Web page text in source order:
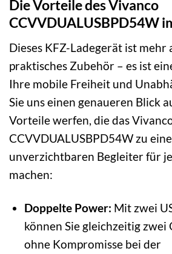
Die Vorteile des Vivanco
CCVVDUALUSBPD54W
Dieses KFZ-Ladegerät ist mehr
praktisches Zubehör – es ist
Ihre mobile Freiheit und
Sie uns einen genaueren Blick
Vorteile werfen, die das
CCVVDUALUSBPD54W zu
unverzichtbaren Begleiter für
machen:
Doppelte Power: Mit zwei
können Sie gleichzeitig zwei
ohne Kompromisse bei der